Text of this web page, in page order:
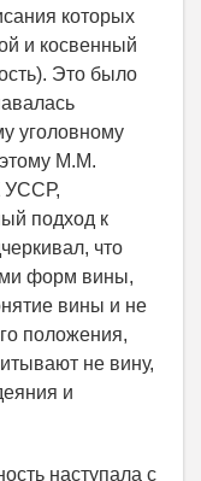
которых
и косвенный
Это было
уголовному
М.М.
УССР,
подход к
что
форм вины,
вины и не
положения,
не вину,
и
наступала с